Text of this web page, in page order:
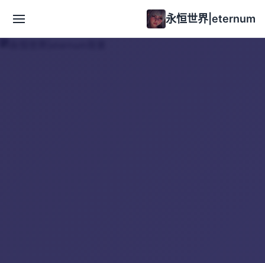
永恒世界|eternum